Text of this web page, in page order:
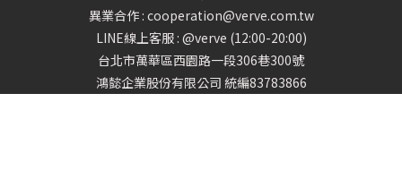
異業合作 : cooperation@verve.com.tw
LINE線上客服 : @verve (12:00-20:00)
台北市萬華區西園路一段306巷300號
鴻懿企業股份有限公司 統編83783866